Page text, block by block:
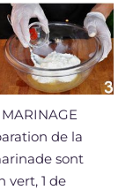
de la
sont
vert, 1 de